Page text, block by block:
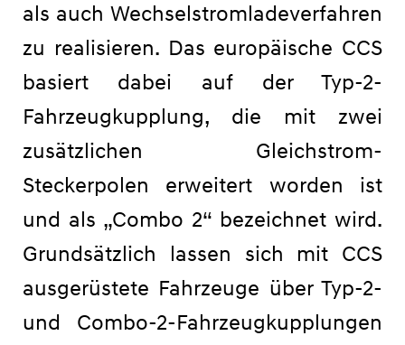
als auch Wechselstromladeverfahren
zu realisieren. Das europäische CCS
basiert dabei auf der Typ-2-
Fahrzeugkupplung, die mit zwei
zusätzlichen Gleichstrom-
Steckerpolen erweitert worden ist
und als „Combo 2“ bezeichnet wird.
Grundsätzlich lassen sich mit CCS
ausgerüstete Fahrzeuge über Typ-2-
und Combo-2-Fahrzeugkupplungen